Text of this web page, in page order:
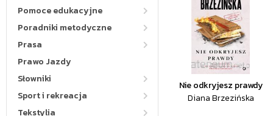
Pomoce edukacyjne
Poradniki metodyczne
Prasa
Prawo Jazdy
Słowniki
Sport i rekreacja
Tekstylia
Nie odkryjesz prawdy
Diana Brzezińska